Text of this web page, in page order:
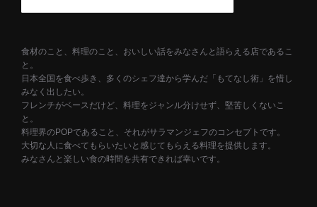
食材のこと、料理のこと、おいしい話をみなさんと語らえる店であるこ
と。
日本全国を食べ歩き、多くのシェフ達から学んだ「もてなし術」を惜し
みなく出したい。
フレンチがベースだけど、料理をジャンル分けせず、堅苦しくないこ
と。
料理界のPOPであること、それがサラマンジェフのコンセプトです。
大切な人に食べてもらいたいと感じてもらえる料理を提供します。
みなさんと楽しい食の時間を共有できれば幸いです。